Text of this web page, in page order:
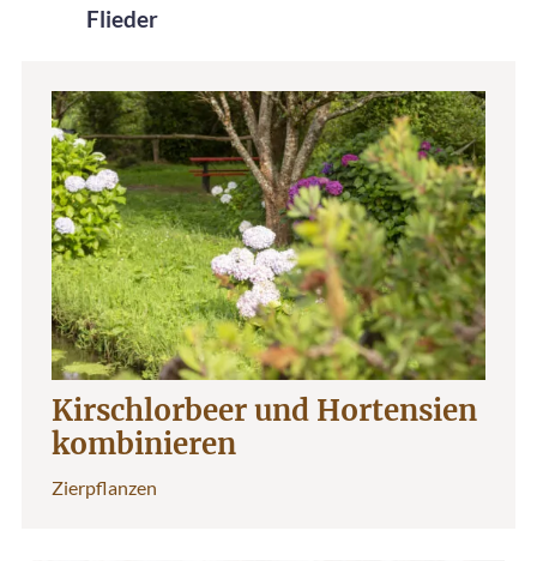
Flieder
Kirschlorbeer und Hortensien
kombinieren
Zierpflanzen